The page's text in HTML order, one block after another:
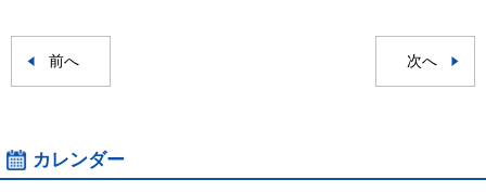
前へ 次へ
カレンダー